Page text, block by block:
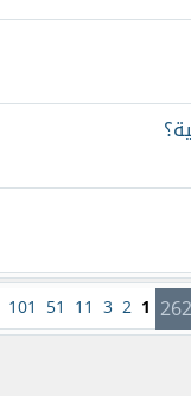
1
2
3
11
51
101